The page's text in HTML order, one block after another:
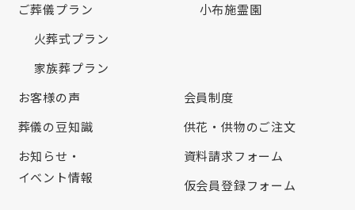
ご葬儀プラン
火葬式プラン
家族葬プラン
小布施霊園
お客様の声
葬儀の豆知識
お知らせ・
イベント情報
会員制度
供花・供物のご注文
資料請求フォーム
仮会員登録フォーム